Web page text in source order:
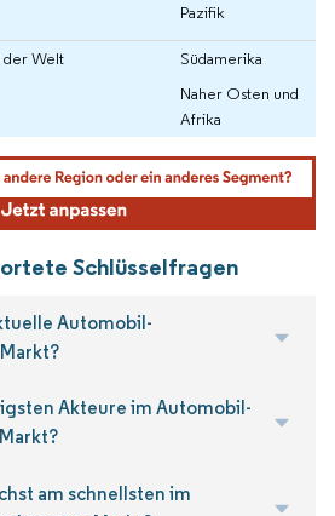
Pazifik
der Welt
Südamerika
Naher Osten und
Afrika
Schlüsselfragen
Automobil-
Akteure im Automobil-
am schnellsten im